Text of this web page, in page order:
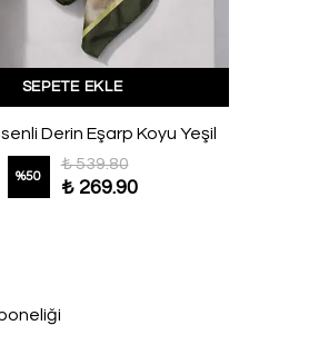
SEPETE EKLE
Derin Eşarp Koyu Yeşil
%50
₺ 539.80
₺ 269.90